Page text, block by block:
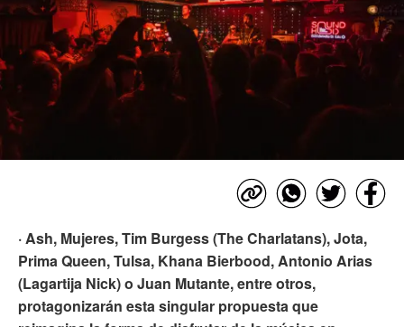
· Ash, Mujeres, Tim Burgess (The Charlatans), Jota,
Prima Queen, Tulsa, Khana Bierbood, Antonio Arias
(Lagartija Nick) o Juan Mutante, entre otros,
protagonizarán esta singular propuesta que